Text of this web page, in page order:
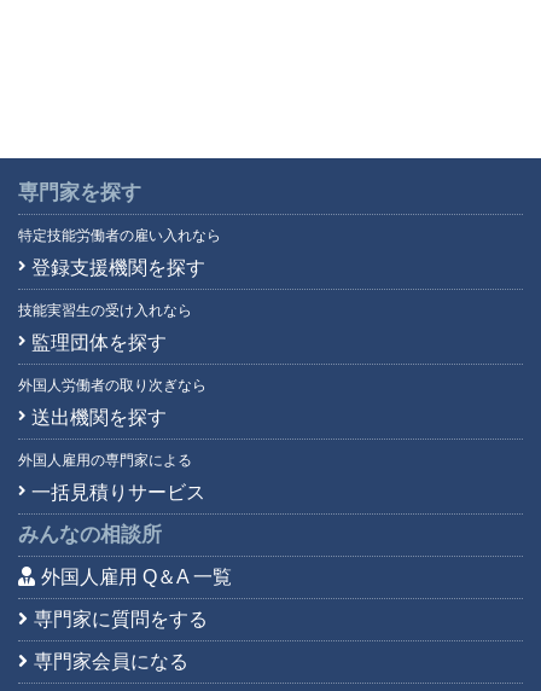
専門家を探す
特定技能労働者の雇い入れなら
登録支援機関を探す
技能実習生の受け入れなら
監理団体を探す
外国人労働者の取り次ぎなら
送出機関を探す
外国人雇用の専門家による
一括見積りサービス
みんなの相談所
外国人雇用 Q＆A 一覧
専門家に質問をする
専門家会員になる